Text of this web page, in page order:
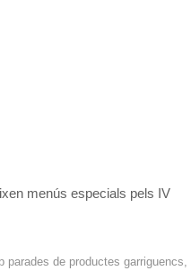
menús especials pels IV
parades de productes garriguencs,